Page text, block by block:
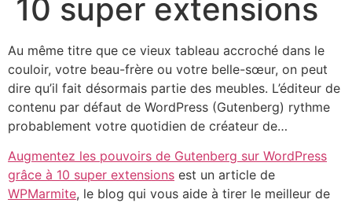
10 super extensions
Au même titre que ce vieux tableau accroché dans le
couloir, votre beau-frère ou votre belle-sœur, on peut
dire qu’il fait désormais partie des meubles. L’éditeur de
contenu par défaut de WordPress (Gutenberg) rythme
probablement votre quotidien de créateur de…
Augmentez les pouvoirs de Gutenberg sur WordPress
grâce à 10 super extensions est un article de
WPMarmite, le blog qui vous aide à tirer le meilleur de